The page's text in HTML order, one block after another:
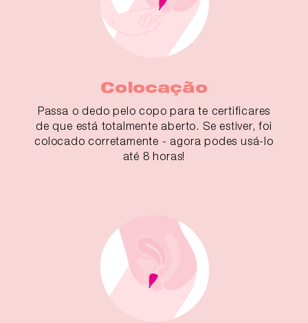
Colocação
Passa o dedo pelo copo para te certificares
de que está totalmente aberto. Se estiver, foi
colocado corretamente - agora podes usá-lo
até 8 horas!